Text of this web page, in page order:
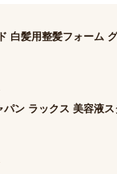
白髪用整髪フォーム
パン ラックス 美容液